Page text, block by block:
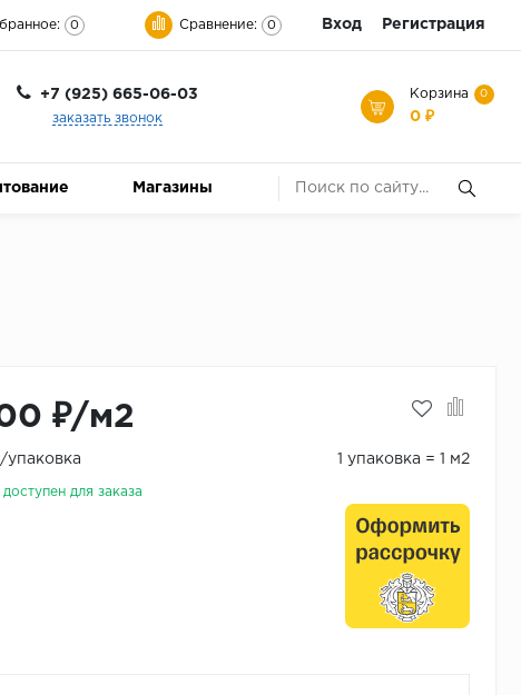
0 Сравнение: 0 Вход Регистрация
+7 (925) 665-06-03
заказать звонок
Корзина 0
0 ₽
Магазины
₽/м2
упаковка 1 упаковка = 1 м2
доступен для заказа